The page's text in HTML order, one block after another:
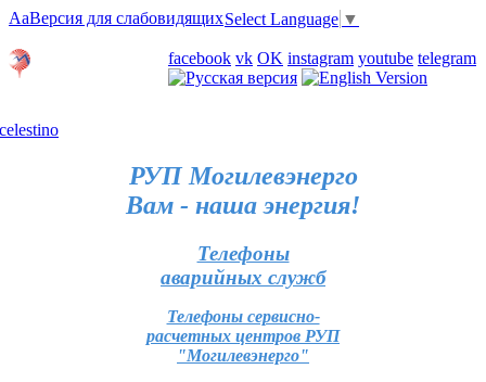
AaВерсия для слабовидящихSelect Language ▼
facebook vk OK instagram youtube telegram
РУП Могилевэнерго
Вам - наша энергия!
Телефоны
аварийных служб
Телефоны сервисно-
расчетных центров РУП
"Могилевэнерго"